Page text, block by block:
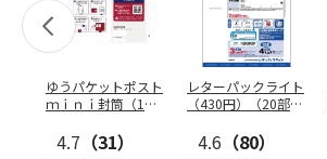
ゆうパケットポスト
ｍｉｎｉ封筒（1個
4.7 （31）
レターパックライト
（430円）（20部セ
4.6 （80）